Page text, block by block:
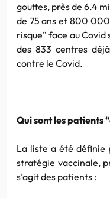
gouttes, près de 6.4
de 75 ans et 800
risque” face au Covid
des 833 centres
contre le Covid.
Qui sont les patients
La liste a été définie
stratégie vaccinale,
s’agit des patients :